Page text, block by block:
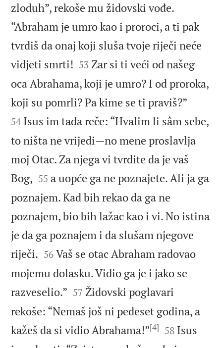
zloduh”, rekoše mu židovski vođe.
“Abraham je umro kao i proroci, a ti pak
tvrdiš da onaj koji sluša tvoje riječi neće
vidjeti smrti! 

53 Zar si ti veći od našeg
oca Abrahama, koji je umro? I od proroka,
koji su pomrli? Pa kime se ti praviš?”
54 Isus im tada reče: “Hvalim li sâm sebe,
to ništa ne vrijedi—no mene proslavlja
moj Otac. Za njega vi tvrdite da je vaš
Bog, 

55 a uopće ga ne poznajete. Ali ja ga
poznajem. Kad bih rekao da ga ne
poznajem, bio bih lažac kao i vi. No istina
je da ga poznajem i da slušam njegove
riječi. 

56 Vaš se otac Abraham radovao
mojemu dolasku. Vidio ga je i jako se
razveselio.” 

57 Židovski poglavari
rekoše: “Nemaš još ni pedeset godina, a
kažeš da si vidio Abrahama!”[4] 

58 Isus